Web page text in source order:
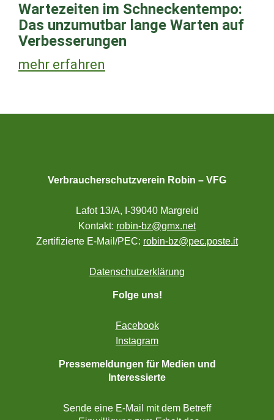
Wartezeiten im Schneckentempo:
Das unzumutbar lange Warten auf
Verbesserungen
mehr erfahren
Verbraucherschutzverein Robin – VFG
Lafot 13/A, I-39040 Margreid
Kontakt: robin-bz@gmx.net
Zertifizierte E-Mail/PEC: robin-bz@pec.poste.it
Datenschutzerklärung
Folge uns!
Facebook
Instagram
Pressemeldungen für Medien und
Interessierte
Sende eine E-Mail mit dem Betreff